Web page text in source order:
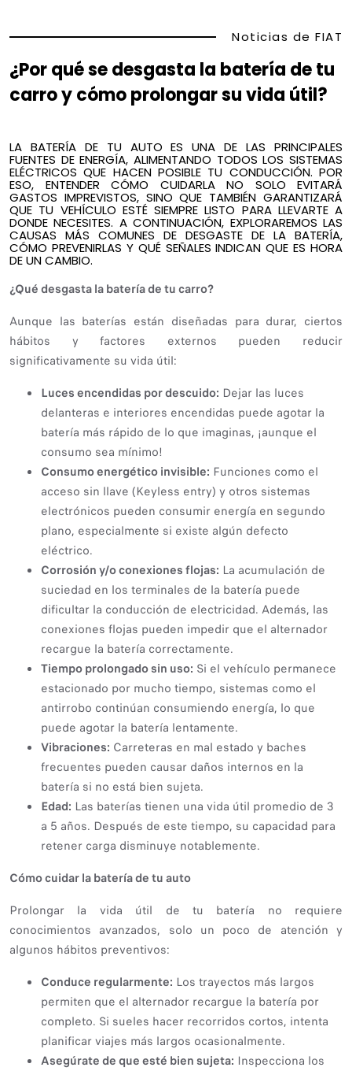
Noticias de FIAT
¿Por qué se desgasta la batería de tu
carro y cómo prolongar su vida útil?
LA BATERÍA DE TU AUTO ES UNA DE LAS PRINCIPALES
FUENTES DE ENERGÍA, ALIMENTANDO TODOS LOS SISTEMAS
ELÉCTRICOS QUE HACEN POSIBLE TU CONDUCCIÓN. POR
ESO, ENTENDER CÓMO CUIDARLA NO SOLO EVITARÁ
GASTOS IMPREVISTOS, SINO QUE TAMBIÉN GARANTIZARÁ
QUE TU VEHÍCULO ESTÉ SIEMPRE LISTO PARA LLEVARTE A
DONDE NECESITES. A CONTINUACIÓN, EXPLORAREMOS LAS
CAUSAS MÁS COMUNES DE DESGASTE DE LA BATERÍA,
CÓMO PREVENIRLAS Y QUÉ SEÑALES INDICAN QUE ES HORA
DE UN CAMBIO.
¿Qué desgasta la batería de tu carro?
Aunque las baterías están diseñadas para durar, ciertos
hábitos y factores externos pueden reducir
significativamente su vida útil:
Luces encendidas por descuido: Dejar las luces
delanteras e interiores encendidas puede agotar la
batería más rápido de lo que imaginas, ¡aunque el
consumo sea mínimo!
Consumo energético invisible: Funciones como el
acceso sin llave (Keyless entry) y otros sistemas
electrónicos pueden consumir energía en segundo
plano, especialmente si existe algún defecto
eléctrico.
Corrosión y/o conexiones flojas: La acumulación de
suciedad en los terminales de la batería puede
dificultar la conducción de electricidad. Además, las
conexiones flojas pueden impedir que el alternador
recargue la batería correctamente.
Tiempo prolongado sin uso: Si el vehículo permanece
estacionado por mucho tiempo, sistemas como el
antirrobo continúan consumiendo energía, lo que
puede agotar la batería lentamente.
Vibraciones: Carreteras en mal estado y baches
frecuentes pueden causar daños internos en la
batería si no está bien sujeta.
Edad: Las baterías tienen una vida útil promedio de 3
a 5 años. Después de este tiempo, su capacidad para
retener carga disminuye notablemente.
Cómo cuidar la batería de tu auto
Prolongar la vida útil de tu batería no requiere
conocimientos avanzados, solo un poco de atención y
algunos hábitos preventivos:
Conduce regularmente: Los trayectos más largos
permiten que el alternador recargue la batería por
completo. Si sueles hacer recorridos cortos, intenta
planificar viajes más largos ocasionalmente.
Asegúrate de que esté bien sujeta: Inspecciona los